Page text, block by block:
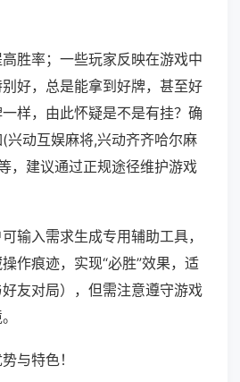
胜率；一些玩家反映在游戏中
好，总是能拿到好牌，甚至好
样，由此怀疑是不是有挂？确
兴动互娱麻将,兴动齐齐哈尔麻
，建议通过正规途径维护游戏
输入需求生成专用辅助工具，
作痕迹，实现“必胜”效果，适
友对局），但需注意遵守游戏
与特色！